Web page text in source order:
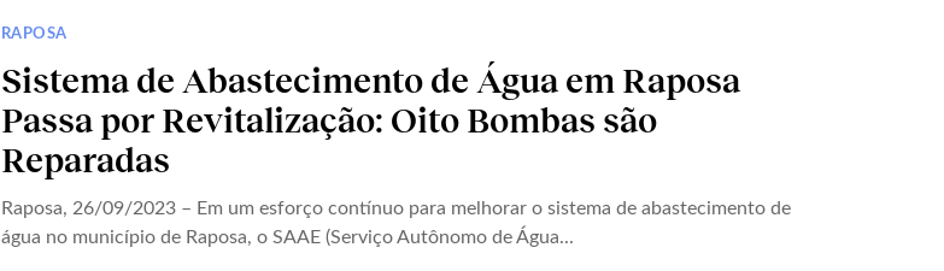
RAPOSA
Sistema de Abastecimento de Água em Raposa
Passa por Revitalização: Oito Bombas são
Reparadas
Raposa, 26/09/2023 – Em um esforço contínuo para melhorar o sistema de abastecimento de
água no município de Raposa, o SAAE (Serviço Autônomo de Água...